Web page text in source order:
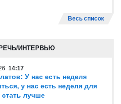
Весь список
ИНТЕРВЬЮ
14:17
У нас есть неделя
у нас есть неделя для
стать лучше